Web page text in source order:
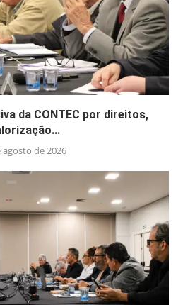
da CONTEC por direitos,
agosto de 2026